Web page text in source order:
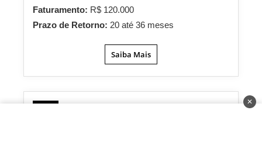
Faturamento: R$ 120.000
Prazo de Retorno: 20 até 36 meses
Saiba Mais
✕